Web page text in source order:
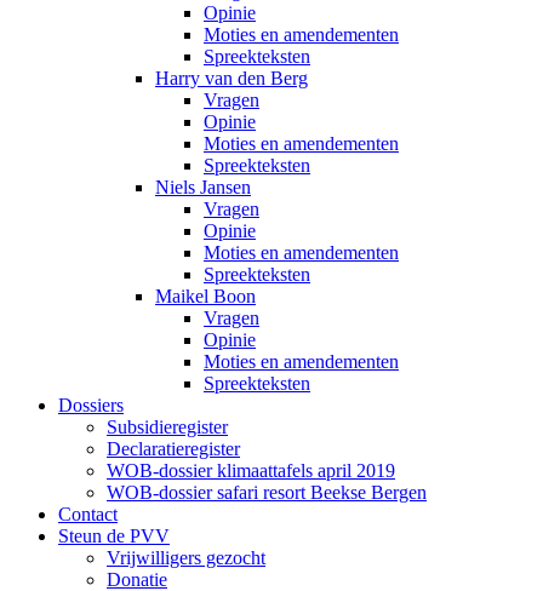
Opinie
Moties en amendementen
Spreekteksten
Harry van den Berg
Vragen
Opinie
Moties en amendementen
Spreekteksten
Niels Jansen
Vragen
Opinie
Moties en amendementen
Spreekteksten
Maikel Boon
Vragen
Opinie
Moties en amendementen
Spreekteksten
Dossiers
Subsidieregister
Declaratieregister
WOB-dossier klimaattafels april 2019
WOB-dossier safari resort Beekse Bergen
Contact
Steun de PVV
Vrijwilligers gezocht
Donatie